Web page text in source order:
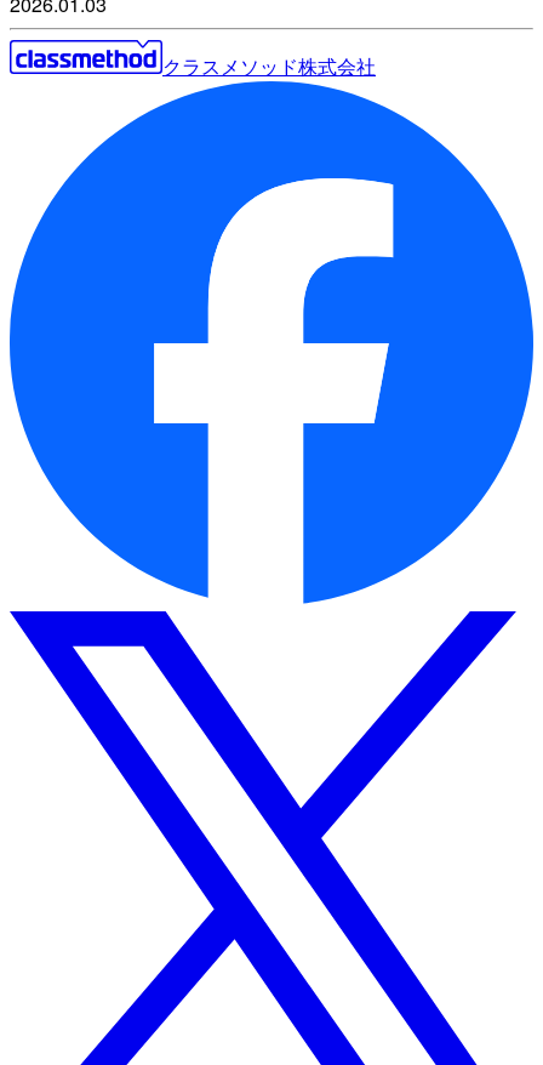
クラスメソッド株式会社